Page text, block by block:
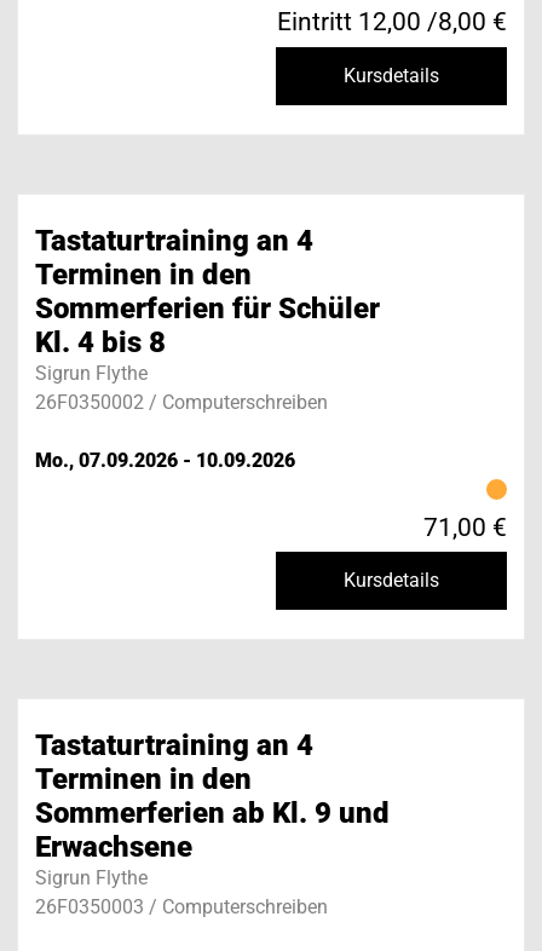
Eintritt 12,00 /8,00 €
Kursdetails
Tastaturtraining an 4
Terminen in den
Sommerferien für Schüler
Kl. 4 bis 8
Sigrun Flythe
26F0350002 / Computerschreiben
Mo., 07.09.2026 - 10.09.2026
71,00 €
Kursdetails
Tastaturtraining an 4
Terminen in den
Sommerferien ab Kl. 9 und
Erwachsene
Sigrun Flythe
26F0350003 / Computerschreiben